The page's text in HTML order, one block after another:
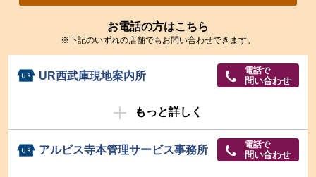
お電話の方はこちら
※下記のいずれの店舗でもお問い合わせできます。
UR西武庫現地案内所 電話で
問い合わせ
もっと詳しく
アルビス寺本管理サービス事務所 電話で
問い合わせ